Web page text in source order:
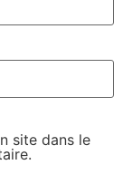
site dans le